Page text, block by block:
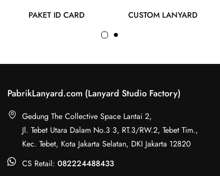
PAKET ID CARD CUSTOM LANYARD
PabrikLanyard.com (Lanyard Studio Factory)
Gedung The Collective Space Lantai 2,
Jl. Tebet Utara Dalam No.3 3, RT.3/RW.2, Tebet Tim.,
Kec. Tebet, Kota Jakarta Selatan, DKI Jakarta 12820
CS Retail: 082224488433